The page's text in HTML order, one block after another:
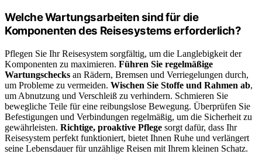
Welche Wartungsarbeiten sind für die
Komponenten des Reisesystems erforderlich?
Pflegen Sie Ihr Reisesystem sorgfältig, um die Langlebigkeit der
Komponenten zu maximieren. Führen Sie regelmäßige
Wartungschecks an Rädern, Bremsen und Verriegelungen durch,
um Probleme zu vermeiden. Wischen Sie Stoffe und Rahmen ab,
um Abnutzung und Verschleiß zu verhindern. Schmieren Sie
bewegliche Teile für eine reibungslose Bewegung. Überprüfen Sie
Befestigungen und Verbindungen regelmäßig, um die Sicherheit zu
gewährleisten. Richtige, proaktive Pflege sorgt dafür, dass Ihr
Reisesystem perfekt funktioniert, bietet Ihnen Ruhe und verlängert
seine Lebensdauer für unzählige Reisen mit Ihrem kleinen Schatz.